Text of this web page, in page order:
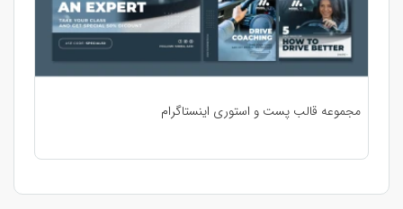
مجموعه قالب پست و استوری اینستاگرام